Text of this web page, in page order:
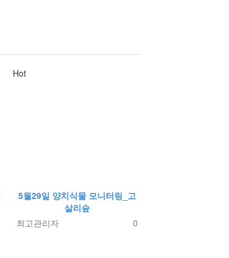
Hot
5월29일 양치식물 모니터링_고
살리숲
최고관리자
0